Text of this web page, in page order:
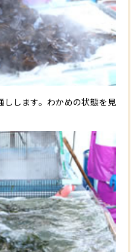
します。わかめの状態を見